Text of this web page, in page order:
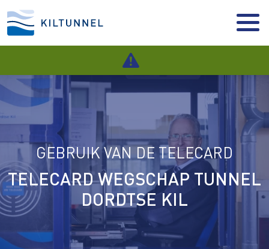
GEBRUIK VAN DE TELECARD
TELECARD WEGSCHAP TUNNEL
DORDTSE KIL